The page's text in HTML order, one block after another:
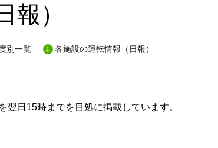
報）
別一覧 各施設の運転情報（日報）
日15時までを目処に掲載しています。